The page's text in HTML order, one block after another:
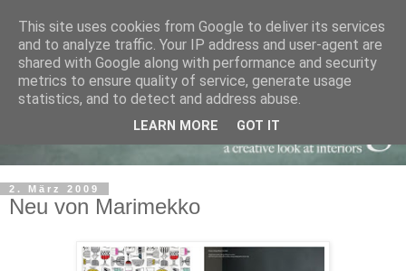
2. März 2009
Neu von Marimekko
This site uses cookies from Google to deliver its services
and to analyze traffic. Your IP address and user-agent are
shared with Google along with performance and security
metrics to ensure quality of service, generate usage
statistics, and to detect and address abuse.
LEARN MORE GOT IT